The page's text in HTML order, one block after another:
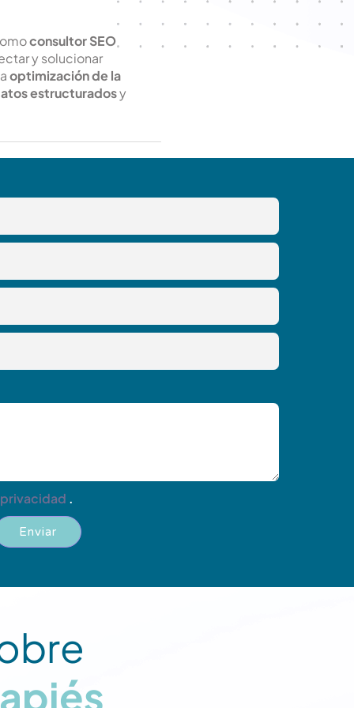
consultor SEO
y solucionar
optimización de la
estructuradosy
.
Enviar